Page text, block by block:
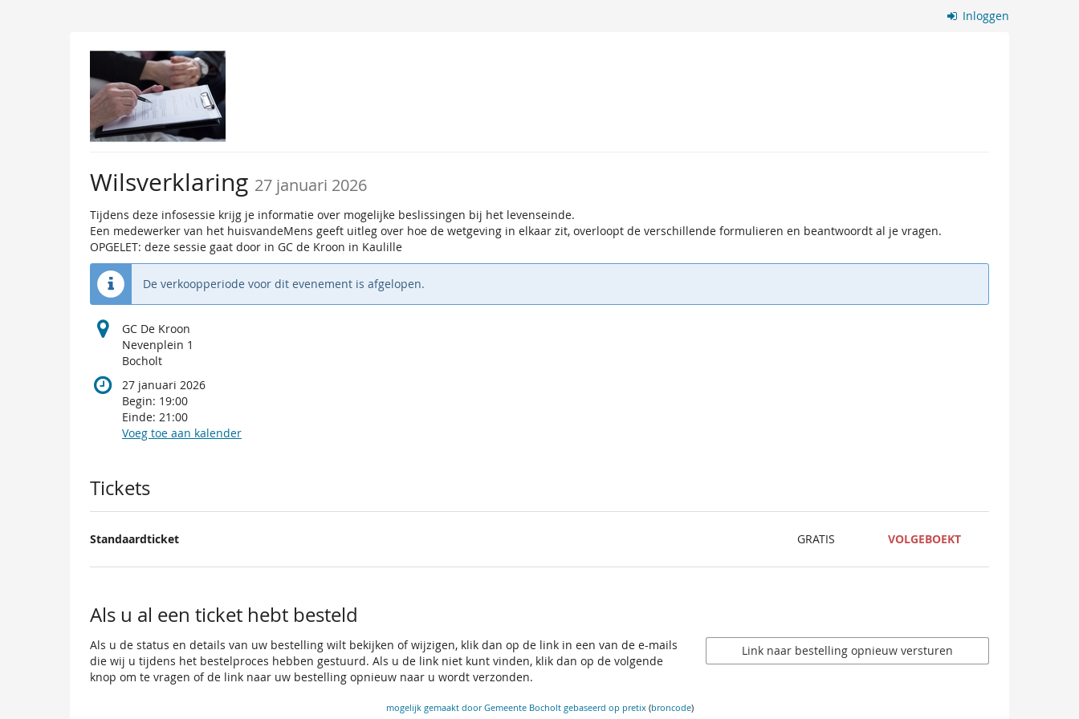
Inloggen
Wilsverklaring 27 januari 2026
Tijdens deze infosessie krijg je informatie over mogelijke beslissingen bij het levenseinde.
Een medewerker van het huisvandeMens geeft uitleg over hoe de wetgeving in elkaar zit, overloopt de verschillende formulieren en beantwoordt al je vragen.
OPGELET: deze sessie gaat door in GC de Kroon in Kaulille
De verkoopperiode voor dit evenement is afgelopen.
GC De Kroon
Nevenplein 1
Bocholt
27 januari 2026
Begin: 19:00
Einde: 21:00
Voeg toe aan kalender
Producten
Tickets
Standaardticket GRATIS VOLGEBOEKT
Als u al een ticket hebt besteld
Als u de status en details van uw bestelling wilt bekijken of wijzigen, klik dan op de link in een van de e-mails
die wij u tijdens het bestelproces hebben gestuurd. Als u de link niet kunt vinden, klik dan op de volgende
knop om te vragen of de link naar uw bestelling opnieuw naar u wordt verzonden.
Link naar bestelling opnieuw versturen
mogelijk gemaakt door Gemeente Bocholt gebaseerd op pretix(broncode)